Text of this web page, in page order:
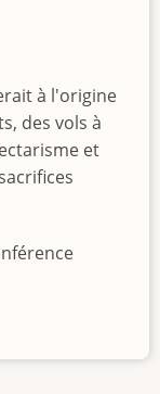
à l'origine
des vols à
et